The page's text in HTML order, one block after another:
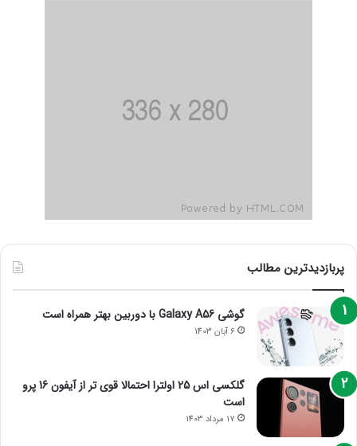
پربازدیدترین مطالب
گوشی Galaxy A56 با دوربین بهتر همراه است
6 آبان 1403
گلکسی اس 25 اولترا احتمالا قوی تر از آیفون 16 پرو
است
17 مرداد 1403